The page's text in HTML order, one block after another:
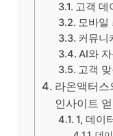
고객 데
모바일
커뮤니
AI와
고객
라온액터
인사이트
1, 데이